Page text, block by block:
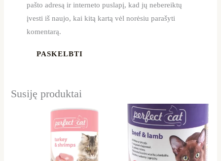
pašto adresą ir interneto puslapį, kad jų nebereiktų
įvesti iš naujo, kai kitą kartą vėl norėsiu parašyti
komentarą.
Susiję produktai